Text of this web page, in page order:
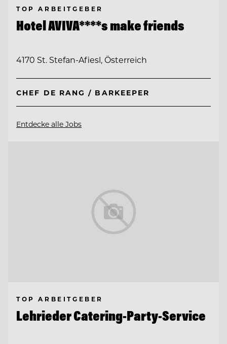
TOP ARBEITGEBER
Hotel AVIVA****s make friends
4170 St. Stefan-Afiesl, Österreich
CHEF DE RANG / BARKEEPER
Entdecke alle Jobs
TOP ARBEITGEBER
Lehrieder Catering-Party-Service